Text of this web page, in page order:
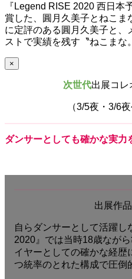
『Legend RISE 2020 西日本
賞した、圓月久美子とねこま
に定評のある圓月久美子と、
ストで実績を残す〝ねこまな
×
次世代出展コレ
（3/5夜・3/6
ダンサーとしても確かな実力
出展作品
自らダンサーとして活躍し
2020』では当時18歳なが
イヤーとしての確かな経歴
つ統率のとれた構成で圧倒